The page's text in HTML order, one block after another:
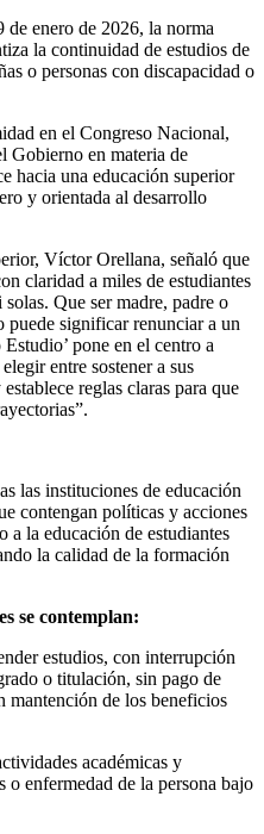
enero de 2026, la norma
la continuidad de estudios de
o personas con discapacidad o
en el Congreso Nacional,
Gobierno en materia de
hacia una educación superior
y orientada al desarrollo
Víctor Orellana, señaló que
claridad a miles de estudiantes
Que ser madre, padre o
significar renunciar a un
pone en el centro a
entre sostener a sus
reglas claras para que
las instituciones de educación
contengan políticas y acciones
a la educación de estudiantes
la calidad de la formación
se contemplan:
estudios, con interrupción
o titulación, sin pago de
mantención de los beneficios
académicas y
o enfermedad de la persona bajo